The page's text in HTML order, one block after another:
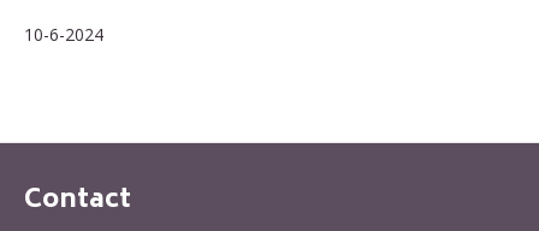
10-6-2024
Contactinformatie
Contact